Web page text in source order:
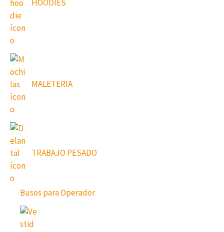
HOODIES
MALETERIA
TRABAJO PESADO
Busos para Operador